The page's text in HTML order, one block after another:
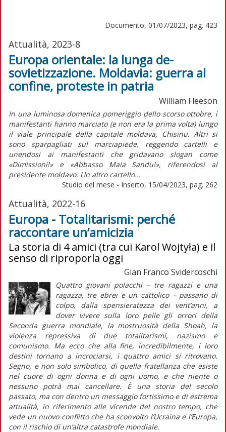
Documento, 01/07/2023, pag. 423
Attualità, 2023-8
Europa orientale: la lunga de-
sovietizzazione. Moldavia: guerra al
confine, proteste in patria
William Fleeson
In una luminosa domenica pomeriggio dello scorso ottobre, i
manifestanti hanno marciato (e non era la prima volta) lungo
il viale principale della capitale moldava, Chisinu. Altri si
sono sparpagliati sul marciapiede, reggendo cartelli e
unendosi ai manifestanti che gridavano slogan come
«Dimissioni!» e «Abbasso Maia Sandu!», riferendosi al
presidente moldavo. Un altro cartello...
Studio del mese - Inserto, 15/04/2023, pag. 262
Attualità, 2022-16
Europa - Totalitarismi: perché
raccontare un’amicizia
La storia di 4 amici (tra cui Karol Wojtyła) e il
senso di riproporla oggi
Gian Franco Svidercoschi
Quattro giovani polacchi – tre ragazzi e una
ragazza, tre ebrei e un cattolico – passano di
colpo, dalla spensieratezza dei vent’anni, a
dover vivere sulla loro pelle gli orrori della
Seconda guerra mondiale, la mostruosità della Shoah, la
violenza repressiva di due totalitarismi, nazismo e
comunismo. Ma ecco che alla fine, incredibilmente, i loro
destini tornano a incrociarsi, i quattro amici si ritrovano.
Segno, e non solo simbolico, di quella fratellanza che esiste
nel cuore di ogni donna e di ogni uomo, e che niente o
nessuno potrà mai cancellare. È una storia del secolo
passato, ma con dentro un messaggio fortissimo e di estrema
attualità, in riferimento alle vicende del nostro tempo, che
vede un nuovo conflitto che ha sconvolto l’Ucraina e l’Europa,
con il rischio di un’altra catastrofe mondiale.